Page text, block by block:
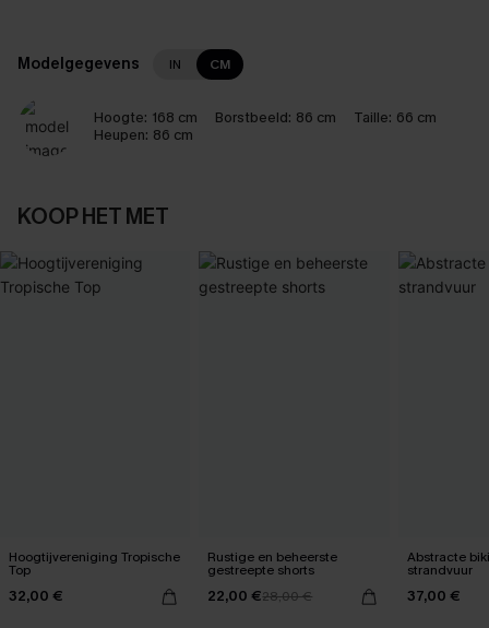
Modelgegevens IN CM
Hoogte: 168 cm Borstbeeld: 86 cm Taille: 66 cm
Heupen: 86 cm
KOOP HET MET
Hoogtijvereniging Tropische
Top
32,00 €
Rustige en beheerste
gestreepte shorts
22,00 €28,00 €
Abstracte
strandvuur
37,00 €